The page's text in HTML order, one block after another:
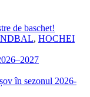
de baschet!
, HOCHEI
în sezonul 2026-